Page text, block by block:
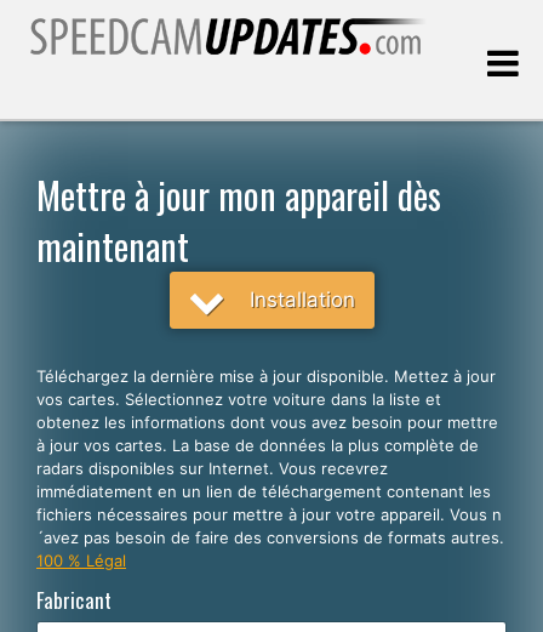
CHOISISSEZ VOTRE LANGUE
English
Español
Português
Deutsch
Italiano
Polski
Mettre à jour mon appareil dès
maintenant
Installation
Téléchargez la dernière mise à jour disponible. Mettez à jour
vos cartes. Sélectionnez votre voiture dans la liste et
obtenez les informations dont vous avez besoin pour mettre
à jour vos cartes. La base de données la plus complète de
radars disponibles sur Internet. Vous recevrez
immédiatement en un lien de téléchargement contenant les
fichiers nécessaires pour mettre à jour votre appareil. Vous n
´avez pas besoin de faire des conversions de formats autres.
100 % Légal
Fabricant